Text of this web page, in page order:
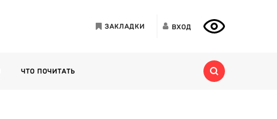
ЗАКЛАДКИ ВХОД
ЧТО ПОЧИТАТЬ